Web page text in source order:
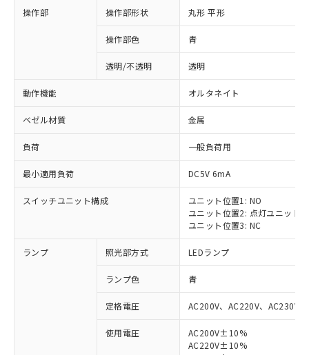
操作部 操作部形状 丸形 平形
操作部色 青
透明/不透明 透明
動作機能 オルタネイト
ベゼル材質 金属
負荷 一般負荷用
最小適用負荷 DC5V 6mA
スイッチユニット構成
ユニット位置1: NO
ユニット位置2: 点灯ユニット
ユニット位置3: NC
ランプ 照光部方式 LEDランプ
ランプ色 青
定格電圧 AC200V、AC220V、AC230V
使用電圧
AC200V±10%
AC220V±10%